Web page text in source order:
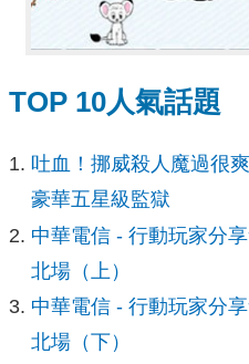
TOP 10人氣話題
吐血！挪威殺人魔過很
豪華五星級監獄
中華電信 - 行動玩家分
北場（上）
中華電信 - 行動玩家分
北場（下）